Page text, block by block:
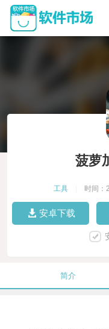
菠萝
工具 时间：
安卓下载
简介